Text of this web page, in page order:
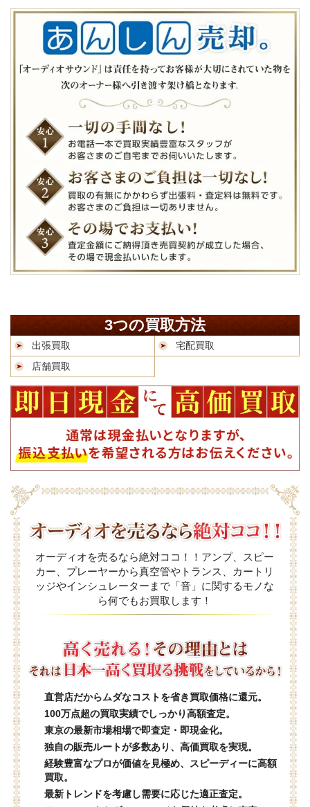
3つの買取方法
出張買取
宅配買取
店舗買取
オーディオを売るなら絶対ココ！！アンプ、スピー
カー、プレーヤーから真空管やトランス、カートリ
ッジやインシュレーターまで「音」に関するモノな
ら何でもお買取します！
直営店だからムダなコストを省き買取価格に還元。
100万点超の買取実績でしっかり高額査定。
東京の最新市場相場で即査定・即現金化。
独自の販売ルートが多数あり、高価買取を実現。
経験豊富なプロが価値を見極め、スピーディーに高額
買取。
最新トレンドを考慮し需要に応じた適正査定。